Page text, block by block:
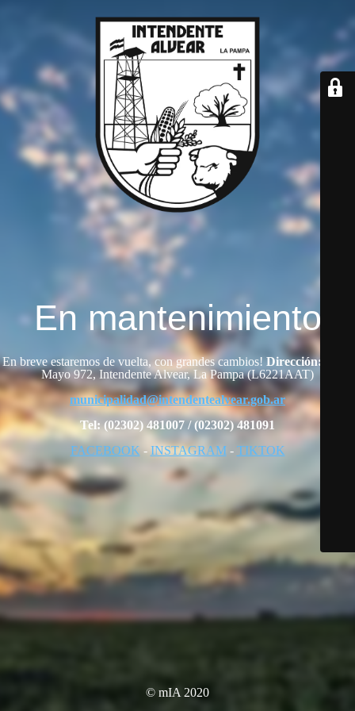
En mantenimiento
En breve estaremos de vuelta, con grandes cambios! Dirección:
Mayo 972, Intendente Alvear, La Pampa (L6221AAT)
municipalidad@intendentealvear.gob.ar
Tel: (02302) 481007 / (02302) 481091
FACEBOOK - INSTAGRAM- TIKTOK
© mIA 2020